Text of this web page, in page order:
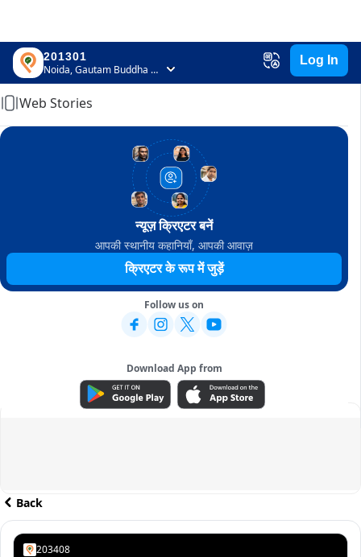
201301
Noida, Gautam Buddha Nagar, Uttar Pradesh
Log In
Home
Web Stories
न्यूज़ क्रिएटर बनें
आपकी स्थानीय कहानियाँ, आपकी आवाज़
क्रिएटर के रूप में जुड़ें
Follow us on
Download App from
ADVERTISEMENT
Back
203408